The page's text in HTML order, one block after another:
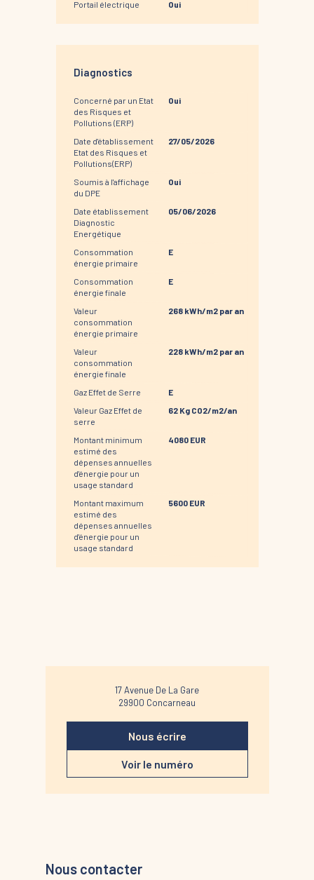
Portail électrique Oui
Diagnostics
Concerné par un Etat
des Risques et
Pollutions (ERP)
Oui
Date d'établissement
Etat des Risques et
Pollutions(ERP)
27/05/2026
Soumis à l'affichage
du DPE
Oui
Date établissement
Diagnostic
Energétique
05/06/2026
Consommation
énergie primaire
E
Consommation
énergie finale
E
Valeur
consommation
énergie primaire
268 kWh/m2 par an
Valeur
consommation
énergie finale
228 kWh/m2 par an
Gaz Effet de Serre
E
Valeur Gaz Effet de
serre
62 Kg CO2/m2/an
Montant minimum
estimé des
dépenses annuelles
d'énergie pour un
usage standard
4080 EUR
Montant maximum
estimé des
dépenses annuelles
d'énergie pour un
usage standard
5600 EUR
17 Avenue De La Gare
29900 Concarneau
Nous écrire
Voir le numéro
Nous contacter